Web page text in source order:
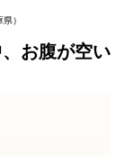
）
お腹が空い